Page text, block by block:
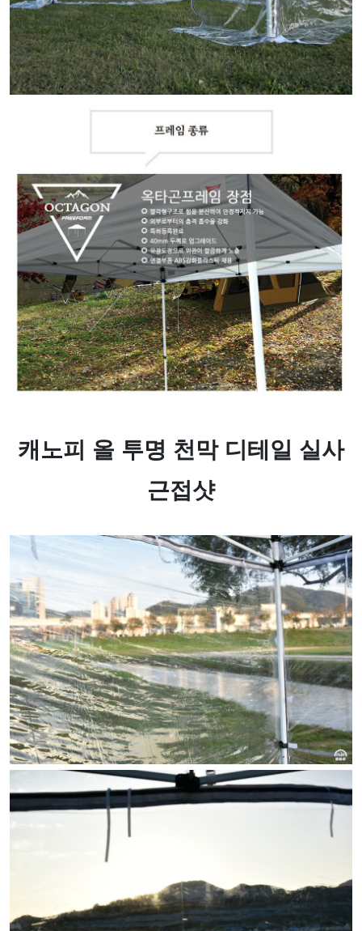
캐노피 올 투명 천막 디테일 실사
근접샷